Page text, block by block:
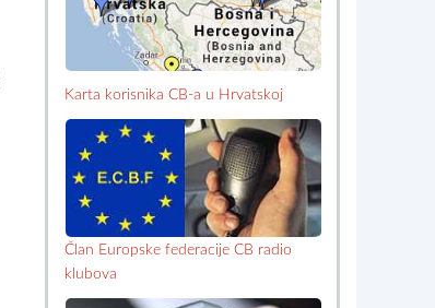
Karta korisnika CB-a u Hrvatskoj
Član Europske federacije CB radio
klubova